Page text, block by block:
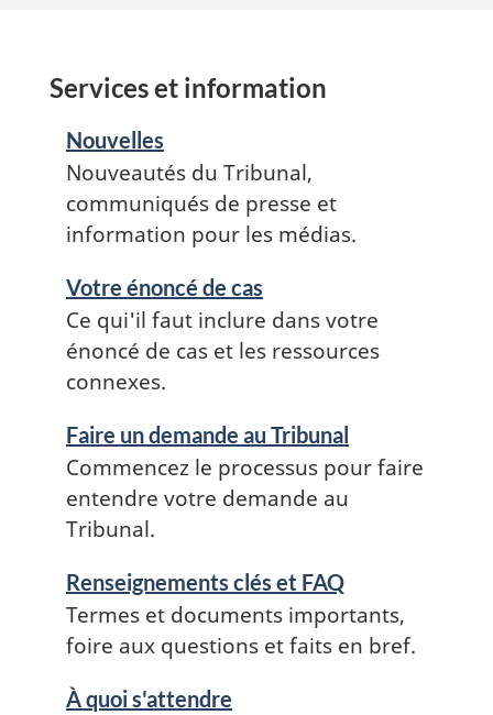
Services et information
Nouvelles
Nouveautés du Tribunal,
communiqués de presse et
information pour les médias.
Votre énoncé de cas
Ce qui'il faut inclure dans votre
énoncé de cas et les ressources
connexes.
Faire un demande au Tribunal
Commencez le processus pour faire
entendre votre demande au
Tribunal.
Renseignements clés et FAQ
Termes et documents importants,
foire aux questions et faits en bref.
À quoi s'attendre